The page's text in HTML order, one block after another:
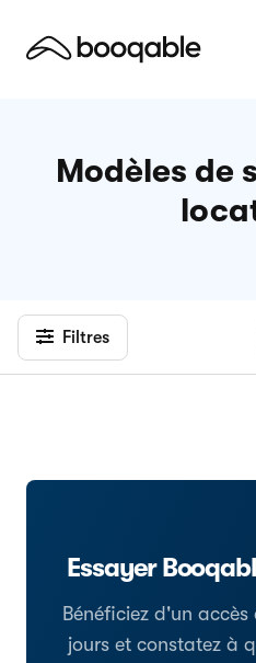
Modèles de
Filtres
Essayer
Bénéficiez d'un
jours et constatez à